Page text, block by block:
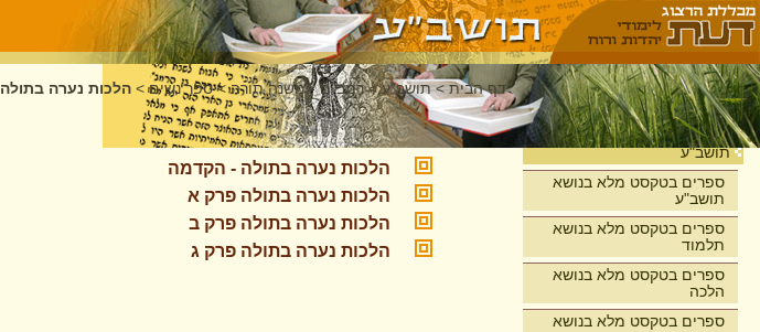
בית
תושב"ע
ספרים בטקסט מלא בנושא
תושב"ע
ספרים בטקסט מלא בנושא
תלמוד
ספרים בטקסט מלא בנושא
הלכה
ספרים בטקסט מלא בנושא
דף הבית >תושב"ע >רמב"ם - משנה תורה>ספר נשים > הלכות נערה בתולה
הלכות נערה בתולה
הלכות נערה בתולה - הקדמה
הלכות נערה בתולה פרק א
הלכות נערה בתולה פרק ב
הלכות נערה בתולה פרק ג